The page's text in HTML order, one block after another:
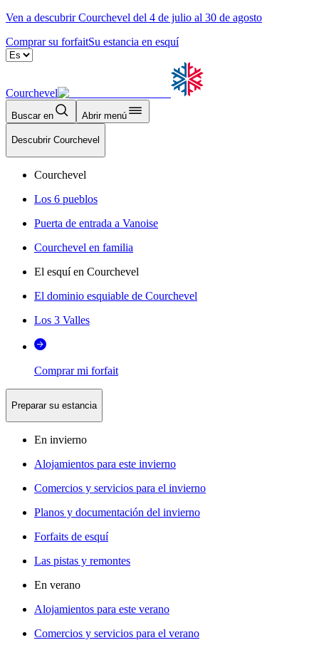
Ven a descubrir Courchevel del 4 de julio al 30 de agosto
Comprar su forfaitSu estancia en esquí
Courchevel
Buscar en Abrir menú
Descubrir Courchevel
Courchevel
Los 6 pueblos
Puerta de entrada a Vanoise
Courchevel en familia
El esquí en Courchevel
El dominio esquiable de Courchevel
Los 3 Valles
Comprar mi forfait
Preparar su estancia
En invierno
Alojamientos para este invierno
Comercios y servicios para el invierno
Planos y documentación del invierno
Forfaits de esquí
Las pistas y remontes
En verano
Alojamientos para este verano
Comercios y servicios para el verano